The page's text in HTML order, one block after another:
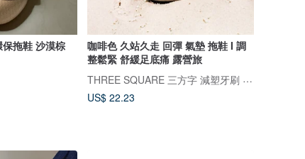
拖鞋 沙漠棕
咖啡色 久站久走 回彈 氣墊 拖鞋 I 調
整鬆緊 舒緩足底痛 露營旅
THREE SQUARE 三方字 減塑牙刷 氣墊拖鞋
US$ 22.23